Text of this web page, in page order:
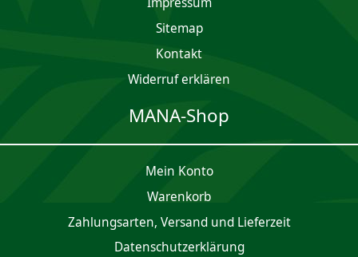
Sitemap
Kontakt
Widerruf erklären
MANA-Shop
Mein Konto
Waren­korb
Zahlungsarten, Versand und Lieferzeit
Daten­schutz­er­klärung